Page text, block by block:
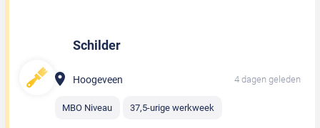
Schilder
Hoogeveen 4 dagen geleden
MBO Niveau 37,5-urige werkweek